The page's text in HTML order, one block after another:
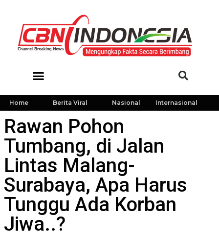
Home Berita Viral Nasional Internasional
Rawan Pohon
Tumbang, di Jalan
Lintas Malang-
Surabaya, Apa Harus
Tunggu Ada Korban
Jiwa..?